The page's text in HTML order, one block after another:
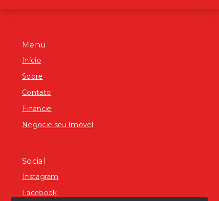
Menu
Início
Sobre
Contato
Financie
Negocie seu Imóvel
Social
Instagram
Facebook